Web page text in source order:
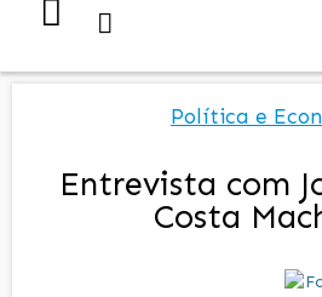
Política e
Entrevista com
Costa